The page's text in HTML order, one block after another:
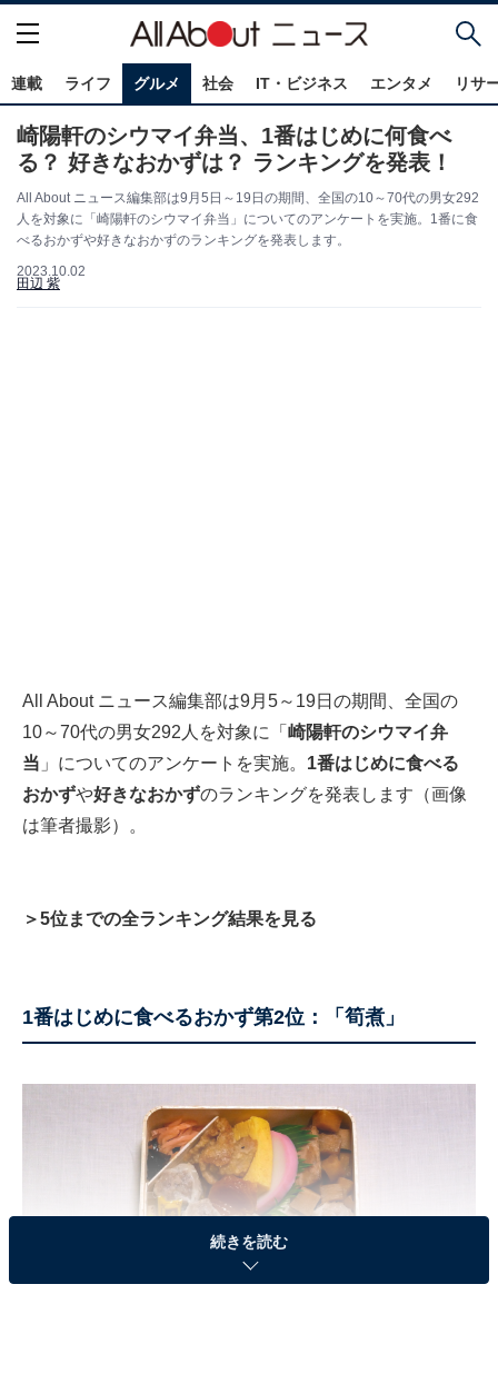
連載 ライフ グルメ 社会 IT・ビジネス エンタメ リサ
崎陽軒のシウマイ弁当、1番はじめに何食べ
る？ 好きなおかずは？ ランキングを発表！
All About ニュース編集部は9月5日～19日の期間、全国の10～70代の男女292
人を対象に「崎陽軒のシウマイ弁当」についてのアンケートを実施。1番に食
べるおかずや好きなおかずのランキングを発表します。
2023.10.02
田辺 紫
All About ニュース編集部は9月5～19日の期間、全国の
10～70代の男女292人を対象に「 崎陽軒のシウマイ弁
当 」についてのアンケートを実施。 1番はじめに食べる
おかずや好きなおかずのランキングを発表します（画像
は筆者撮影）。
＞5位までの全ランキング結果を見る
1番はじめに食べるおかず第2位：「筍煮」
続きを読む